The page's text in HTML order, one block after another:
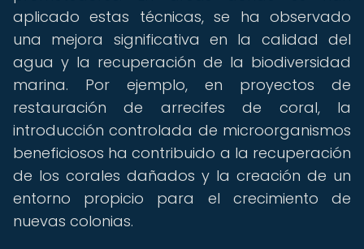
aplicado estas técnicas, se ha observado
una mejora significativa en la calidad del
agua y la recuperación de la biodiversidad
marina. Por ejemplo, en proyectos de
restauración de arrecifes de coral, la
introducción controlada de microorganismos
beneficiosos ha contribuido a la recuperación
de los corales dañados y la creación de un
entorno propicio para el crecimiento de
nuevas colonias.